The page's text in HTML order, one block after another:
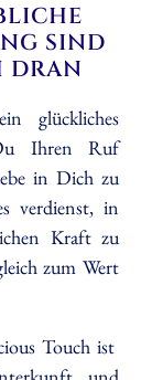
SIND
DRAN
glückliches
Ihren Ruf
in Dich zu
verdienst, in
Kraft zu
zum Wert
Touch ist